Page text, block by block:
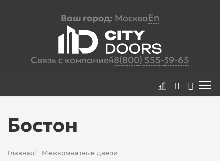
Ваш город: МоскваEn
Связь с компанией8(800) 555-39-65
Бостон
Главная/ Межкомнатные двери